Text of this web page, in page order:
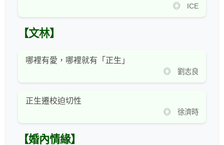
◎ ICE
【文林】
哪裡有愛，哪裡就有「正生」
◎ 劉志良
正生遷校迫切性
◎ 徐濟時
【婚內情緣】